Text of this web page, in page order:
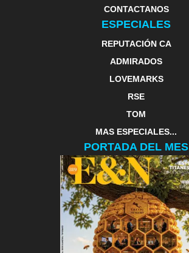
CONTACTANOS
ESPECIALES
REPUTACIÓN CA
ADMIRADOS
LOVEMARKS
RSE
TOM
MAS ESPECIALES...
PORTADA DEL MES